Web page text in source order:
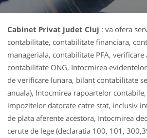
Cabinet Privat judet Cluj : va ofera
contabilitate, contabilitate financiara,
manageriala, contabilitate PFA,
contabilitate ONG, Intocmirea
de verificare lunara, bilant contabilitate
anuala), Intocmirea rapoartelor contabile,
impozitelor datorate catre stat, inclusiv
de plata aferente acestora, Intocmirea
cerute de lege (declaratia 100, 101,